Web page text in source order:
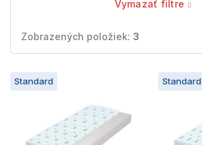
Vymazať filtre
Zobrazených položiek: 3
V
ýStandard Standard